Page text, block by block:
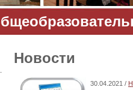
Новости
30.04.2021 /